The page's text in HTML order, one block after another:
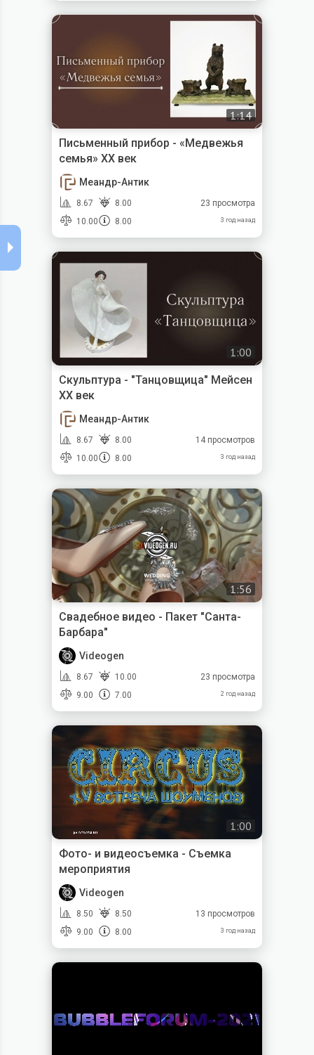
1:14
Письменный прибор - «Медвежья
семья» XX век
Меандр-Антик
8.67
8.00
10.00
8.00
23 просмотра
3 год назад
1:00
Скульптура - "Танцовщица" Мейсен
XX век
Меандр-Антик
8.67
8.00
10.00
8.00
14 просмотров
3 год назад
1:56
Свадебное видео - Пакет "Санта-
Барбара"
Videogen
8.67
10.00
9.00
7.00
23 просмотра
2 год назад
1:00
Фото- и видеосъемка - Съемка
мероприятия
Videogen
8.50
8.50
9.00
8.00
13 просмотров
3 год назад